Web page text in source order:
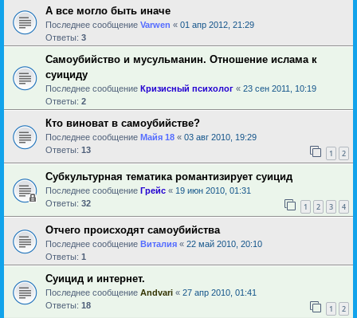
А все могло быть иначе
Последнее сообщение Varwen « 01 апр 2012, 21:29
Ответы: 3
Самоубийство и мусульманин. Отношение ислама к
суициду
Последнее сообщение Кризисный психолог « 23 сен 2011, 10:19
Ответы: 2
Кто виноват в самоубийстве?
Последнее сообщение Майя 18 « 03 авг 2010, 19:29
Ответы: 13 1 2
Субкультурная тематика романтизирует суицид
Последнее сообщение Грейс « 19 июн 2010, 01:31
Ответы: 32 1 2 3 4
Отчего происходят самоубийства
Последнее сообщение Виталия « 22 май 2010, 20:10
Ответы: 1
Суицид и интернет.
Последнее сообщение Andvari « 27 апр 2010, 01:41
Ответы: 18 1 2